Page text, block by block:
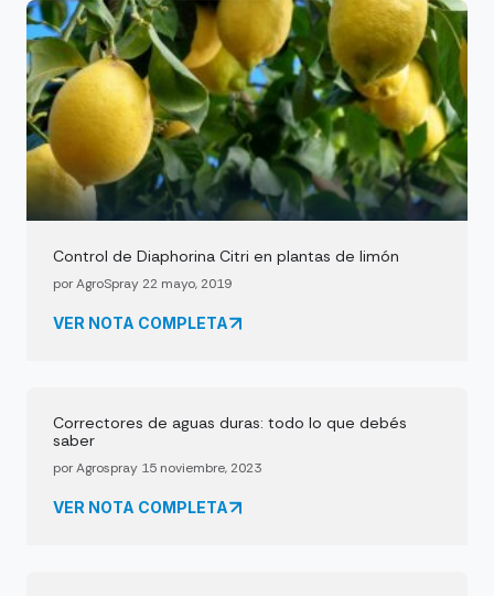
Control de Diaphorina Citri en plantas de limón
por AgroSpray 22 mayo, 2019
VER NOTA COMPLETA
Correctores de aguas duras: todo lo que debés
saber
por Agrospray 15 noviembre, 2023
VER NOTA COMPLETA